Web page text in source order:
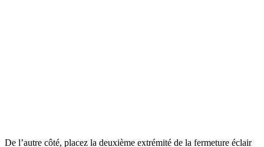
De l’autre côté, placez la deuxième extrémité de la fermeture éclair